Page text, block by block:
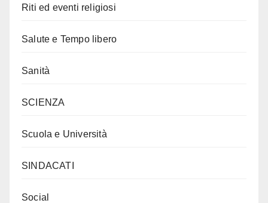
Riti ed eventi religiosi
Salute e Tempo libero
Sanità
SCIENZA
Scuola e Università
SINDACATI
Social